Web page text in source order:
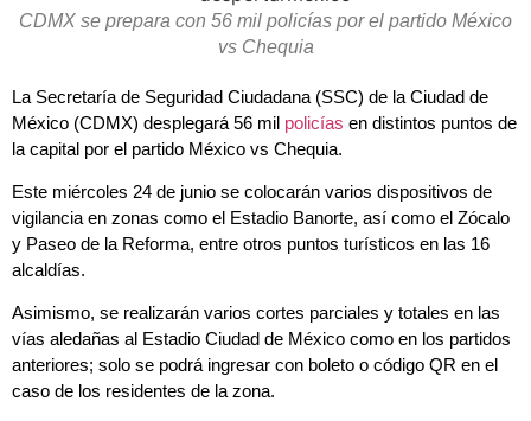
CDMX se prepara con 56 mil policías por el partido México
vs Chequia
La Secretaría de Seguridad Ciudadana (SSC) de la Ciudad de
México (CDMX) desplegará 56 mil policías en distintos puntos de
la capital por el partido México vs Chequia.
Este miércoles 24 de junio se colocarán varios dispositivos de
vigilancia en zonas como el Estadio Banorte, así como el Zócalo
y Paseo de la Reforma, entre otros puntos turísticos en las 16
alcaldías.
Asimismo, se realizarán varios cortes parciales y totales en las
vías aledañas al Estadio Ciudad de México como en los partidos
anteriores; solo se podrá ingresar con boleto o código QR en el
caso de los residentes de la zona.